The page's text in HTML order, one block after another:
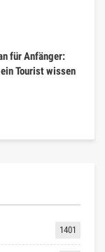
für Anfänger:
Tourist wissen
1401